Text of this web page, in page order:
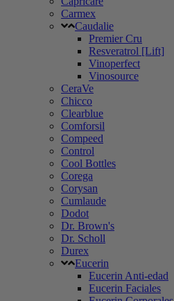
Carmex
Caudalie
Premier Cru
Resveratrol [Lift]
Vinoperfect
Vinosource
CeraVe
Chicco
Clearblue
Comforsil
Compeed
Control
Cool Bottles
Corega
Corysan
Cumlaude
Dodot
Dr. Brown's
Dr. Scholl
Durex
Eucerin
Eucerin Anti-edad
Eucerin Faciales